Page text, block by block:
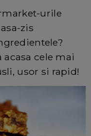
urile
zis
cele mai
usor si rapid!